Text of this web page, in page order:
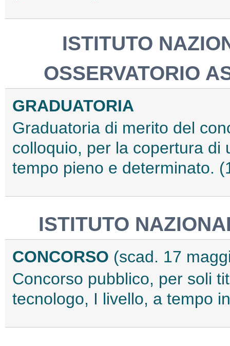
ISTITUTO
OSSERVATORIO
GRADUATORIA
Graduatoria di merito del
colloquio, per la copertura di
tempo pieno e determinato.
ISTITUTO
CONCORSO (scad. 17
Concorso pubblico, per soli
tecnologo, I livello, a tempo